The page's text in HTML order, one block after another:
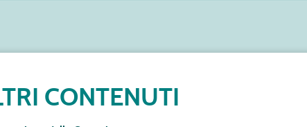
CONTENUTI